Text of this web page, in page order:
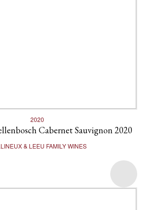
2020
Cabernet Sauvignon 2020
& LEEU FAMILY WINES